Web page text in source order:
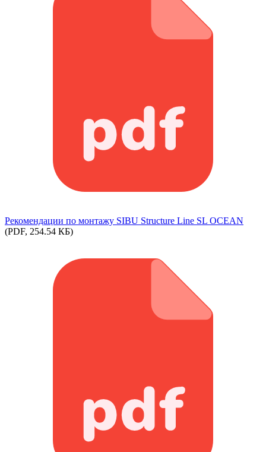
Рекомендации по монтажу SIBU Structure Line SL OCEAN
(PDF, 254.54 КБ)